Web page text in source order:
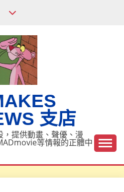
支店
提供動畫、聲優、漫
等情報的正體中